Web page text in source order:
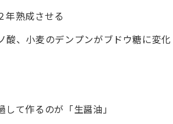
熟成させる
のデンプンがブドウ糖に変化
て作るのが「生醤油」